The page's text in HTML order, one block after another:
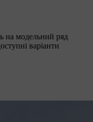
на модельний ряд
варіанти